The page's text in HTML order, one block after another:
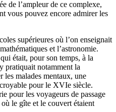
de l’ampleur de ce complexe,
vous pouvez encore admirer les
supérieures où l’on enseignait
et l’astronomie.
était, pour son temps, à la
pratiquait notamment la
les malades mentaux, une
pour le XVIe siècle.
pour les voyageurs de passage
le gîte et le couvert étaient